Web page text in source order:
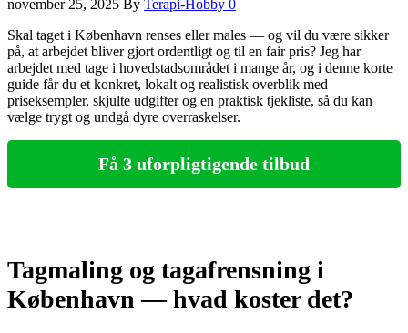
november 25, 2025 By Terapi-Hobby 0
Skal taget i København renses eller males — og vil du være sikker
på, at arbejdet bliver gjort ordentligt og til en fair pris? Jeg har
arbejdet med tage i hovedstadsområdet i mange år, og i denne korte
guide får du et konkret, lokalt og realistisk overblik med
priseksempler, skjulte udgifter og en praktisk tjekliste, så du kan
vælge trygt og undgå dyre overraskelser.
Få 3 uforpligtigende tilbud
Tagmaling og tagafrensning i
København — hvad koster det?